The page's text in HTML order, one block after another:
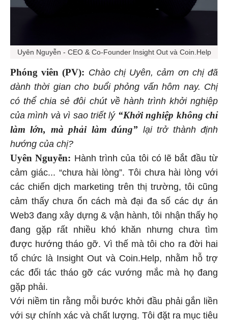
Uyên Nguyễn - CEO & Co-Founder Insight Out và Coin.Help
Phóng viên (PV): Chào chị Uyên, cảm ơn chị đã
dành thời gian cho buổi phỏng vấn hôm nay. Chị
có thể chia sẻ đôi chút về hành trình khởi nghiệp
của mình và vì sao triết lý “Khởi nghiệp không chỉ
làm lớn, mà phải làm đúng” lại trở thành định
hướng của chị?
Uyên Nguyễn: Hành trình của tôi có lẽ bắt đầu từ
cảm giác... “chưa hài lòng”. Tôi chưa hài lòng với
các chiến dịch marketing trên thị trường, tôi cũng
cảm thấy chưa ổn cách mà đại đa số các dự án
Web3 đang xây dựng & vận hành, tôi nhận thấy họ
đang gặp rất nhiều khó khăn nhưng chưa tìm
được hướng tháo gỡ. Vì thế mà tôi cho ra đời hai
tổ chức là Insight Out và Coin.Help, nhằm hỗ trợ
các đối tác tháo gỡ các vướng mắc mà họ đang
gặp phải.
Với niềm tin rằng mỗi bước khởi đầu phải gắn liền
với sự chính xác và chất lượng. Tôi đặt ra mục tiêu